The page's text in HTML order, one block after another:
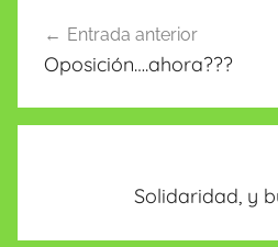
de
Entrada anterior
Oposición….ahora???
Solidaridad, y